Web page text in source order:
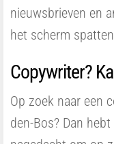
nieuwsbrieven en
het scherm
Copywriter?
Op zoek naar een
den-Bos? Dan